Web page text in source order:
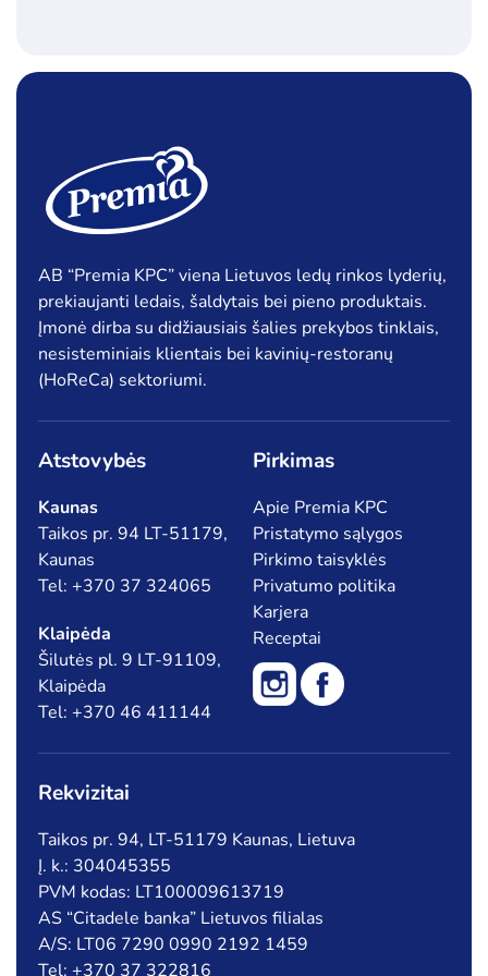
AB “Premia KPC” viena Lietuvos ledų rinkos lyderių,
prekiaujanti ledais, šaldytais bei pieno produktais.
Įmonė dirba su didžiausiais šalies prekybos tinklais,
nesisteminiais klientais bei kavinių-restoranų
(HoReCa) sektoriumi.
Atstovybės
Kaunas
Taikos pr. 94 LT-51179,
Kaunas
Tel: +370 37 324065
Klaipėda
Šilutės pl. 9 LT-91109,
Klaipėda
Tel: +370 46 411144
Pirkimas
Apie Premia KPC
Pristatymo sąlygos
Pirkimo taisyklės
Privatumo politika
Karjera
Receptai
Rekvizitai
Taikos pr. 94, LT-51179 Kaunas, Lietuva
Į. k.: 304045355
PVM kodas: LT100009613719
AS “Citadele banka” Lietuvos filialas
A/S: LT06 7290 0990 2192 1459
Tel: +370 37 322816